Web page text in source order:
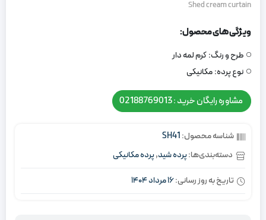
Shed cream curtain
ویژگی های محصول:
طرح و رنگ:کرم لمه دار
نوع پرده:مکانیکی
مشاوره رایگان خرید : 02188769013
شناسه محصول:SH41
دسته‌بندی‌ها:پرده شید,پرده مکانیکی
تاریخ به روز رسانی:16 مرداد 1404